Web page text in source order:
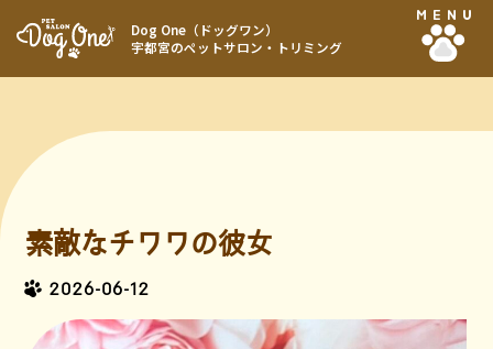
Dog One（ドッグワン）
宇都宮のペットサロン・トリミング
MENU
素敵なチワワの彼女
2026-06-12